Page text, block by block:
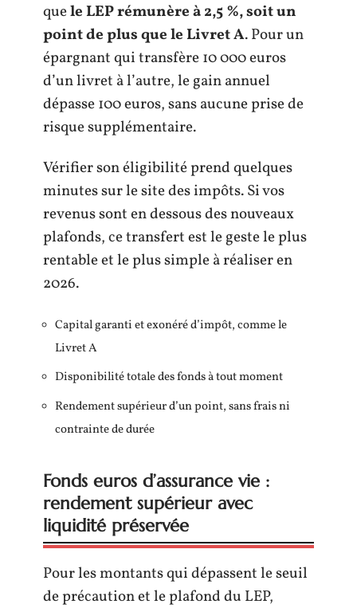
quele LEP rémunère à 2,5 %, soit un
point de plus que le Livret A. Pour un
épargnant qui transfère 10 000 euros
d’un livret à l’autre, le gain annuel
dépasse 100 euros, sans aucune prise de
risque supplémentaire.
Vérifier son éligibilité prend quelques
minutes sur le site des impôts. Si vos
revenus sont en dessous des nouveaux
plafonds, ce transfert est le geste le plus
rentable et le plus simple à réaliser en
2026.
Capital garanti et exonéré d’impôt, comme le
Livret A
Disponibilité totale des fonds à tout moment
Rendement supérieur d’un point, sans frais ni
contrainte de durée
Fonds euros d’assurance vie :
rendement supérieur avec
liquidité préservée
Pour les montants qui dépassent le seuil
de précaution et le plafond du LEP,